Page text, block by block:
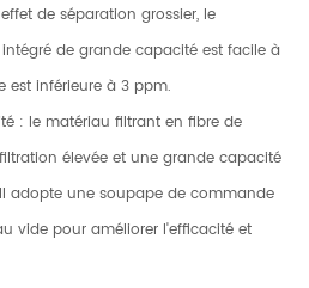
de séparation grossier, le
de grande capacité est facile à
est inférieure à 3 ppm.
: le matériau filtrant en fibre de
élevée et une grande capacité
adopte une soupape de commande
vide pour améliorer l'efficacité et